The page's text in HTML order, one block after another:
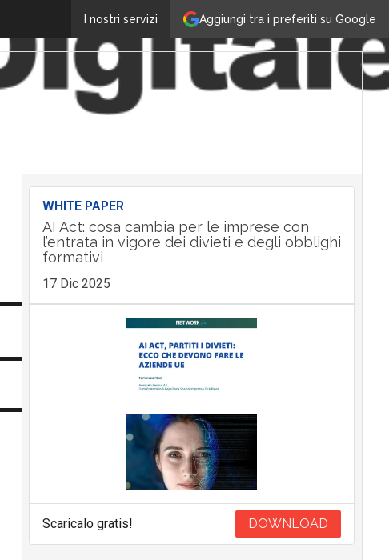
Aggiungi tra i preferiti su Google
I nostri servizi
WHITE PAPER
AI Act: cosa cambia per le imprese con
l’entrata in vigore dei divieti e degli obblighi
formativi
17 Dic 2025
Scaricalo gratis! DOWNLOAD